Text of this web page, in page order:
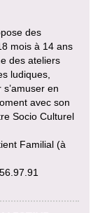
des
mois à 14 ans
des ateliers
ludiques,
en
avec son
Socio Culturel
Familial (à